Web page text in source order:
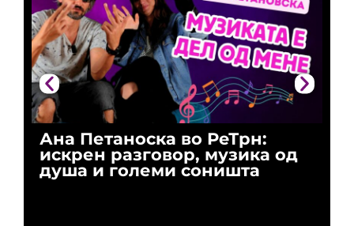
Ана Петаноска во РеТрн:
искрен разговор, музика од
душа и големи соништа